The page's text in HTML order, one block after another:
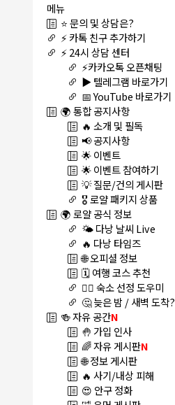
메뉴
⭐ 문의 및 상담은?
⚡ 카톡 친구 추가하기
⚡ 24시 상담 센터
⚡카카오톡 오픈채팅
▶️ 텔레그램 바로가기
📅 YouTube 바로가기
🌍 통합 공지사항
🔥 소개 및 필독
📢 공지사항
🌟 이벤트
🌟 이벤트 참여하기
💡 질문/건의 게시판
🎖️ 로얄 패키지 상품
🌍 로얄 공식 정보
🌤️ 다낭 날씨 Live
🔥 다낭 타임즈
🌐 오피셜 정보
🗓️ 여행 코스 추천
🏊‍♀️ 숙소 선정 도우미
🤔 늦은 밤 / 새벽 도착?
🍻 자유 공간N
🤚 가입 인사
🌈 자유 게시판N
🌐 정보 게시판
🔥 사기/내상 피해
😍 안구 정화